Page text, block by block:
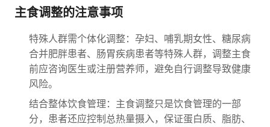
主食调整的注意事项
特殊人群需个体化调整：孕妇、哺乳期女性、糖尿病
合并肥胖患者、肠胃疾病患者等特殊人群，调整主食
前应咨询医生或注册营养师，避免自行调整导致健康
风险。
结合整体饮食管理：主食调整只是饮食管理的一部
分，患者还应控制总热量摄入，保证蛋白质、脂肪、